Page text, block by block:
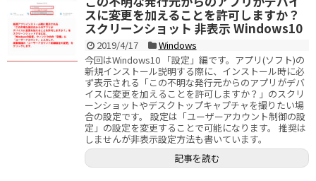
スに変更を加えることを許可しますか？
スクリーンショット 非表示 Windows10
2019/4/17
Windows
今回はWindows10 「設定」編です。アプリ(ソフト)の
新規インストール説明する際に、インストール時に必
ず表示される「この不明な発行元からのアプリがデバ
イスに変更を加えることを許可しますか？」のスクリ
ーンショットやデスクトップキャプチャを撮りたい場
合の設定です。 設定は「ユーザーアカウント制御の設
定」の設定を変更することで可能になります。 推奨は
しませんが非表示設定方法も書いています。
記事を読む